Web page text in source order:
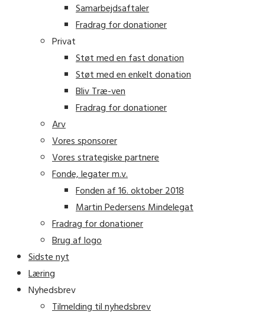
Samarbejdsaftaler
Fradrag for donationer
Privat
Støt med en fast donation
Støt med en enkelt donation
Bliv Træ-ven
Fradrag for donationer
Arv
Vores sponsorer
Vores strategiske partnere
Fonde, legater m.v.
Fonden af 16. oktober 2018
Martin Pedersens Mindelegat
Fradrag for donationer
Brug af logo
Sidste nyt
Læring
Nyhedsbrev
Tilmelding til nyhedsbrev